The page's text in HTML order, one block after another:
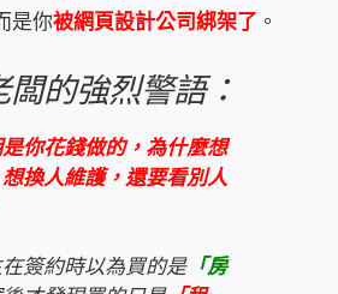
表
績案例
是你被網頁設計公司綁架了 。
闆的強烈警語：
是你花錢做的，為什麼想
換人維護，還要看別人
簽約時以為買的是「房